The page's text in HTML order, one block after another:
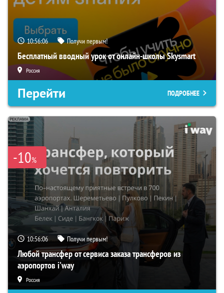
10:56:05 Получи первым!
Бесплатный вводный урок от онлайн-школы Skysmart
Россия
Перейти ПОДРОБНЕЕ
-10%
10:56:05 Получи первым!
Любой трансфер от сервиса заказа трансферов из
аэропортов i'way
Россия